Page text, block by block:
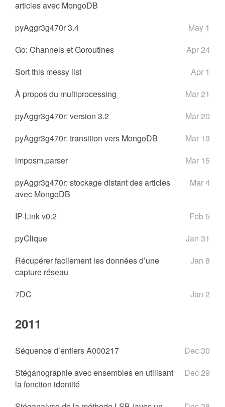
articles avec MongoDB
pyAggr3g470r 3.4
May 1
Go: Channels et Goroutines
Apr 24
Sort this messy list
Apr 1
À propos du multiprocessing
Mar 21
pyAggr3g470r: version 3.2
Mar 20
pyAggr3g470r: transition vers MongoDB
Mar 19
imposm.parser
Mar 15
pyAggr3g470r: stockage distant des articles
avec MongoDB
Mar 4
IP-Link v0.2
Feb 5
pyClique
Jan 31
Récupérer facilement les données d’une
capture réseau
Jan 8
7DC Jan 2
2011
Séquence d’entiers A000217
Dec 30
Stéganographie avec ensembles en utilisant
la fonction identité
Dec 29